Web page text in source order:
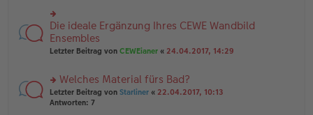
tr
a
g
e
n
er
B
ei
a
g
u
n
g
el
es
er
B
ei
rs
te
r
u
g
el
es
e
Die ideale Ergänzung Ihres CEWE Wandbild
Ensembles
Letzter Beitrag von CEWEianer « 24.04.2017, 14:29
rs
te
Welches Material fürs Bad?
Letzter Beitrag von Starliner « 22.04.2017, 10:13
Antworten: 7